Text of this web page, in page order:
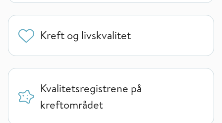
Kreft og livskvalitet
Kvalitetsregistrene på
kreftområdet